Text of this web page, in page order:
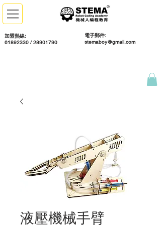
加盟熱線:
61892330 / 28901790
電子郵件:
stemaboy@gmail.com
液壓機械手臂